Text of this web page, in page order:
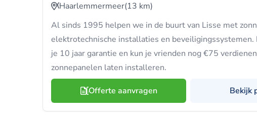
Haarlemmermeer(13 km)
Al sinds 1995 helpen we in de buurt van Lisse met
elektrotechnische installaties en beveiligingssystemen.
je 10 jaar garantie en kun je vrienden nog €75
zonnepanelen laten installeren.
Offerte aanvragen Bekijk